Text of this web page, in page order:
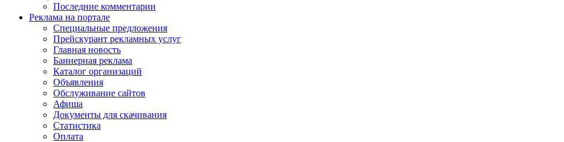
Последние комментарии
Реклама на портале
Специальные предложения
Прейскурант рекламных услуг
Главная новость
Баннерная реклама
Каталог организаций
Объявления
Обслуживание сайтов
Афиша
Документы для скачивания
Статистика
Оплата